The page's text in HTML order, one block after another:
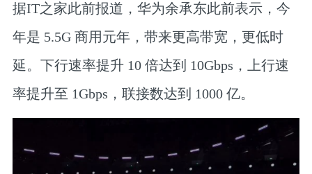
据IT之家此前报道，华为余承东此前表示，今
年是 5.5G 商用元年，带来更高带宽，更低时
延。下行速率提升 10 倍达到 10Gbps，上行速
率提升至 1Gbps，联接数达到 1000 亿。